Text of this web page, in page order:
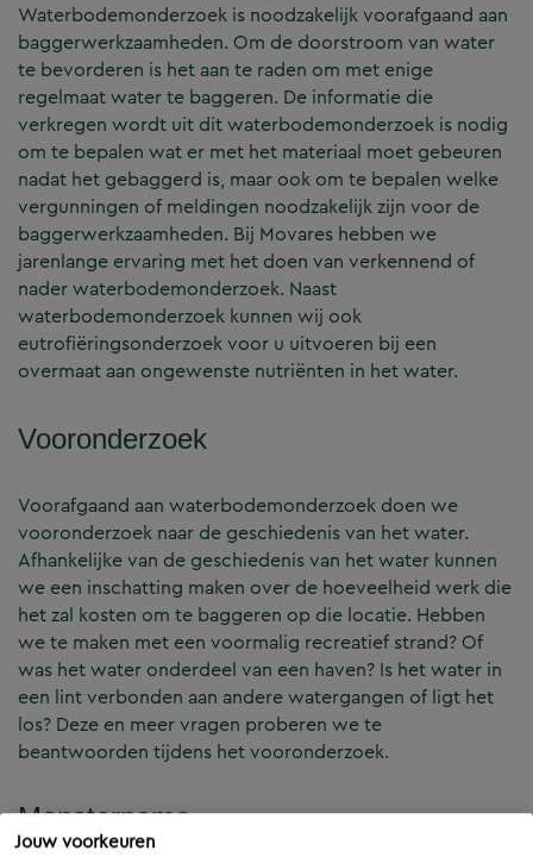
Jouw voorkeuren
Waterbodemonderzoek is noodzakelijk voorafgaand aan
baggerwerkzaamheden. Om de doorstroom van water
te bevorderen is het aan te raden om met enige
regelmaat water te baggeren. De informatie die
verkregen wordt uit dit waterbodemonderzoek is nodig
om te bepalen wat er met het materiaal moet gebeuren
nadat het gebaggerd is, maar ook om te bepalen welke
vergunningen of meldingen noodzakelijk zijn voor de
baggerwerkzaamheden. Bij Movares hebben we
jarenlange ervaring met het doen van verkennend of
nader waterbodemonderzoek. Naast
waterbodemonderzoek kunnen wij ook
eutrofiëringsonderzoek voor u uitvoeren bij een
overmaat aan ongewenste nutriënten in het water.
Vooronderzoek
Voorafgaand aan waterbodemonderzoek doen we
vooronderzoek naar de geschiedenis van het water.
Afhankelijke van de geschiedenis van het water kunnen
we een inschatting maken over de hoeveelheid werk die
het zal kosten om te baggeren op die locatie. Hebben
we te maken met een voormalig recreatief strand? Of
was het water onderdeel van een haven? Is het water in
een lint verbonden aan andere watergangen of ligt het
los? Deze en meer vragen proberen we te
beantwoorden tijdens het vooronderzoek.
Monstername